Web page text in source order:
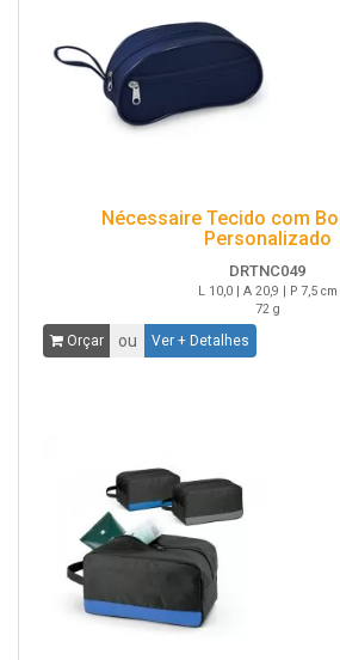
Nécessaire Tecido com
Personalizado
DRTNC049
L 10,0 | A 20,9 | P 7,5 cm
72 g
Orçar ou Ver + Detalhes